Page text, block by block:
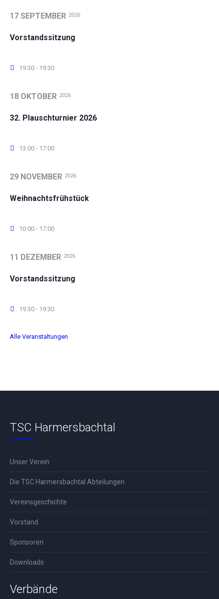
17 SEPTEMBER 2026
Vorstandssitzung
19:30 - 19:30
18 OKTOBER 2026
32. Plauschturnier 2026
13:00 - 17:00
29 NOVEMBER 2026
Weihnachtsfrühstück
10:00 - 17:00
11 DEZEMBER 2026
Vorstandssitzung
19:30 - 19:30
Alle Veranstaltungen
TSC Harmersbachtal
Unser Verein
Die TSC Harmersbachtal Abteilungen
Vereinsgeschichte
Vorstand
Sponsoren
Downloads
Verbände